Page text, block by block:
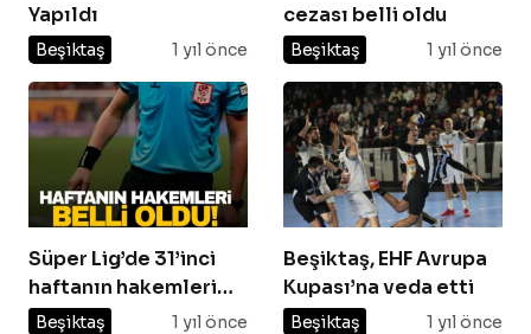
Yapıldı
Beşiktaş 1 yıl önce
cezası belli oldu
Beşiktaş 1 yıl önce
Süper Lig’de 31’inci
haftanın hakemleri
belli oldu
Beşiktaş 1 yıl önce
Beşiktaş, EHF Avrupa
Kupası’na veda etti
Beşiktaş 1 yıl önce